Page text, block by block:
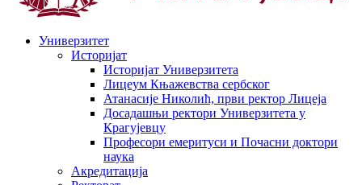
Универзитет
Историјат
Историјат Универзитета
Лицеум Књажевства сербског
Атанасије Николић, први ректор Лицеја
Досадашњи ректори Универзитета у
Крагујевцу
Професори емеритуси и Почасни доктори
наука
Акредитација